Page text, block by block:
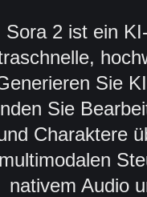
Sora 2 ist ein
Sie
Sie
Charaktere
nativem Audio